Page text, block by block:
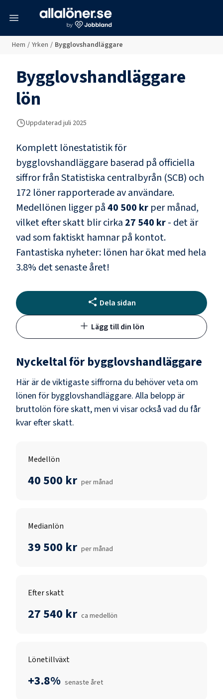
Hem / Yrken / Bygglovshandläggare
Bygglovshandläggare
lön
Uppdaterad juli 2025
Komplett lönestatistik för
bygglovshandläggare baserad på officiella
siffror från Statistiska centralbyrån (SCB) och
172 löner rapporterade av användare.
Medellönen ligger på40 500 kr per månad,
vilket efter skatt blir cirka 27 540 kr- det är
vad som faktiskt hamnar på kontot.
Fantastiska nyheter: lönen har ökat med hela
3.8% det senaste året!
Dela sidan
Lägg till din lön
Nyckeltal för bygglovshandläggare
Här är de viktigaste siffrorna du behöver veta om
lönen för bygglovshandläggare. Alla belopp är
bruttolön före skatt, men vi visar också vad du får
kvar efter skatt.
Medellön
40 500 kr per månad
Medianlön
39 500 kr per månad
Efter skatt
27 540 kr ca medellön
Lönetillväxt
+3.8% senaste året